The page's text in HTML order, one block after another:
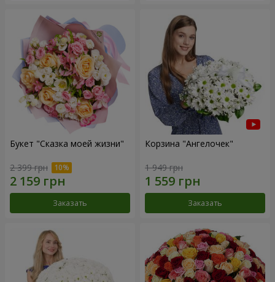
Букет "Сказка моей жизни"
2 399 грн
Заказать
Корзина "Ангелочек"
1 949 грн
Заказать